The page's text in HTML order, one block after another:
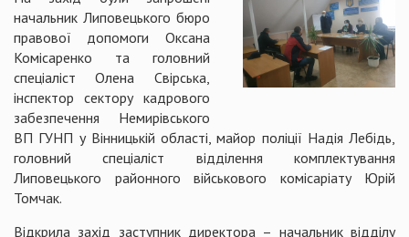
начальник Липовецького бюро
правової допомоги Оксана
Комісаренко та головний
спеціаліст Олена Свірська,
інспектор сектору кадрового
забезпечення Немирівського
ВП ГУНП у Вінницькій області, майор поліції Надія Лебідь,
головний спеціаліст відділення комплектування
Липовецького районного військового комісаріату Юрій
Томчак.
Відкрила захід заступник директора – начальник відділу